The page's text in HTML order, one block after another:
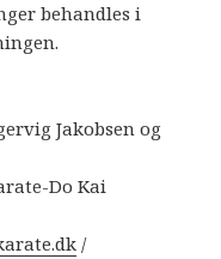
behandles i
Jakobsen og
Do Kai
/